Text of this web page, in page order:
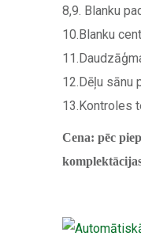
8,9. Blanku
10.Blanku
12.Dēļu sānu
13.Kontroles
Cena: pēc